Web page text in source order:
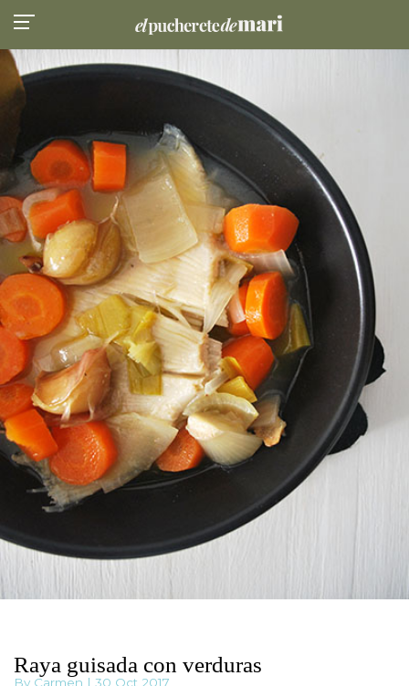
Raya guisada con verduras
By Carmen | 30 Oct 2017